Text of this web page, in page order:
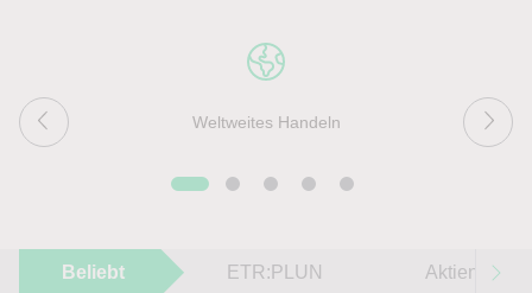
Weltweites Handeln
Beliebt ETR:PLUN Aktien im